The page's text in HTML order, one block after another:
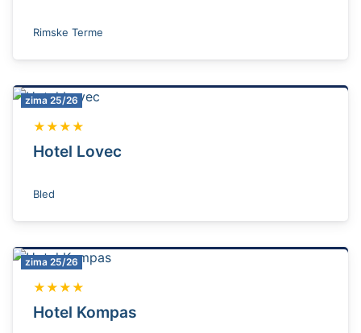
Rimske Terme
zima 25/26
★★★★
Hotel Lovec
Bled
zima 25/26
★★★★
Hotel Kompas